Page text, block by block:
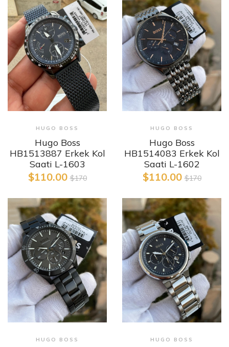
HUGO BOSS
Hugo Boss
HB1513887 Erkek Kol
Saati L-1603
$110.00$170
HUGO BOSS
Hugo Boss
HB1514083 Erkek Kol
Saati L-1602
$110.00$170
HUGO BOSS HUGO BOSS